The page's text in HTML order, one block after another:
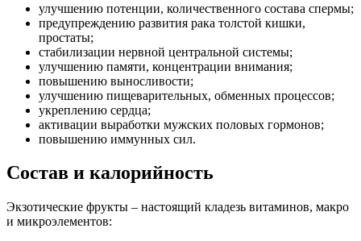
улучшению потенции, количественного состава спермы;
предупреждению развития рака толстой кишки,
простаты;
стабилизации нервной центральной системы;
улучшению памяти, концентрации внимания;
повышению выносливости;
улучшению пищеварительных, обменных процессов;
укреплению сердца;
активации выработки мужских половых гормонов;
повышению иммунных сил.
Состав и калорийность
Экзотические фрукты – настоящий кладезь витаминов, макро
и микроэлементов: